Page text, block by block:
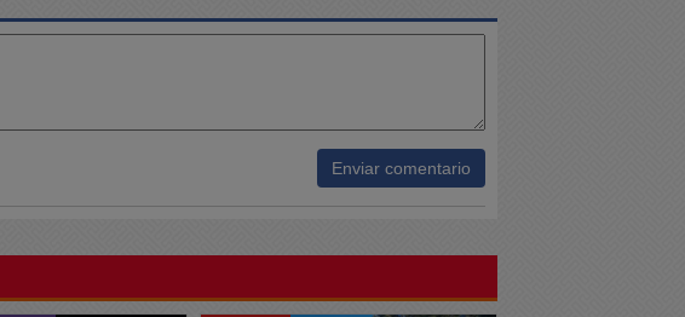
Enviar comentario